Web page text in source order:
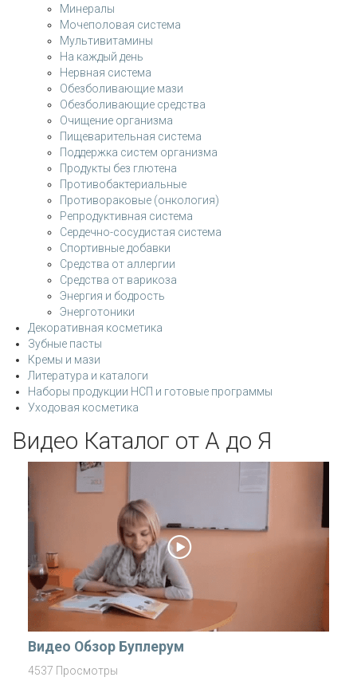
Минералы
Мочеполовая система
Мультивитамины
На каждый день
Нервная система
Обезболивающие мази
Обезболивающие средства
Очищение организма
Пищеварительная система
Поддержка систем организма
Продукты без глютена
Противобактериальные
Противораковые (онкология)
Репродуктивная система
Сердечно-сосудистая система
Спортивные добавки
Средства от аллергии
Средства от варикоза
Энергия и бодрость
Энерготоники
Декоративная косметика
Зубные пасты
Кремы и мази
Литература и каталоги
Наборы продукции НСП и готовые программы
Уходовая косметика
Видео Каталог от А до Я
Видео Обзор Буплерум
4537 Просмотры